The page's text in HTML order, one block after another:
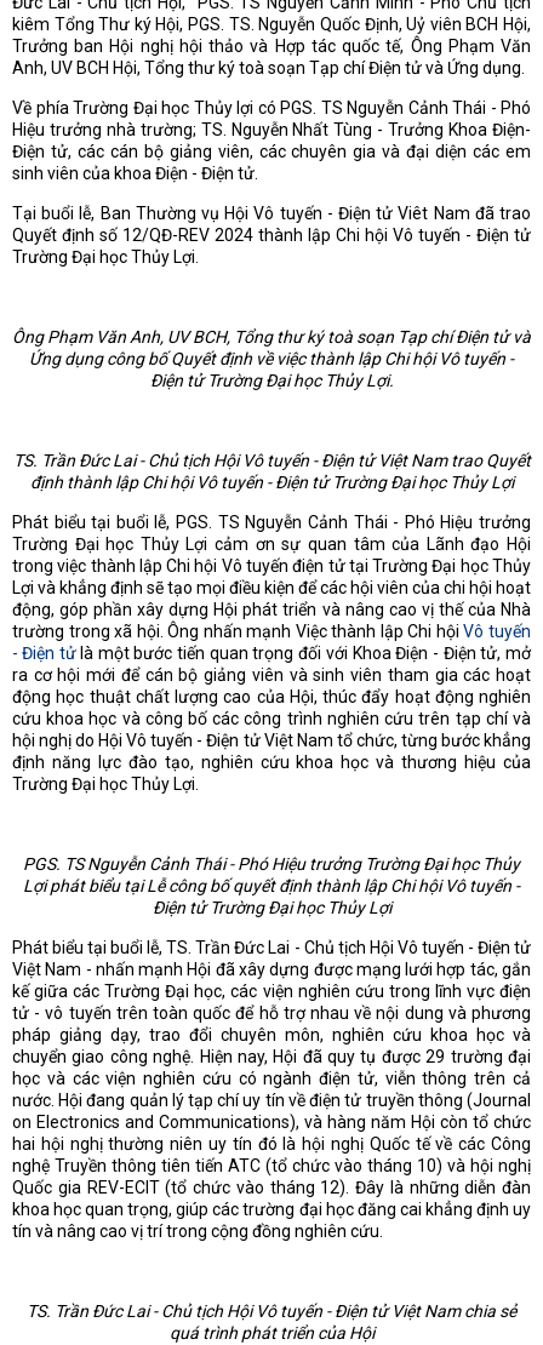
kiêm Tổng Thư ký Hội, PGS. TS. Nguyễn Quốc Định, Uỷ viên BCH Hội,
Trưởng ban Hội nghị hội thảo và Hợp tác quốc tế, Ông Phạm Văn
Anh, UV BCH Hội, Tổng thư ký toà soạn Tạp chí Điện tử và Ứng dụng.
Về phía Trường Đại học Thủy lợi có PGS. TS Nguyễn Cảnh Thái - Phó
Hiệu trưởng nhà trường; TS. Nguyễn Nhất Tùng - Trưởng Khoa Điện-
Điện tử, các cán bộ giảng viên, các chuyên gia và đại diện các em
sinh viên của khoa Điện - Điện tử.
Tại buổi lễ, Ban Thường vụ Hội Vô tuyến - Điện tử Viêt Nam đã trao
Quyết định số 12/QĐ-REV 2024 thành lập Chi hội Vô tuyến - Điện tử
Trường Đại học Thủy Lợi.
ÔngPhạm Văn Anh, UV BCH, Tổng thư ký toà soạn Tạp chí Điện tử và
Ứng dụngcông bốQuyết định về việc thành lập Chi hội Vô tuyến -
Điện tử Trường Đại họcThủy Lợi.
TS. Trần Đức Lai - Chủ tịch Hội Vô tuyến - Điện tử Việt Nam trao Quyết
định thành lập Chi hội Vô tuyến- Điện tử Trường Đại học Thủy Lợi
Phát biểu tại buổi lễ, PGS. TS Nguyễn Cảnh Thái - Phó Hiệu trưởng
Trường Đại học Thủy Lợi cảm ơn sự quan tâm của Lãnh đạo Hội
trong việc thành lập Chi hội Vô tuyến điện tử tại Trường Đại học Thủy
Lợi và khẳng định sẽ tạo mọi điều kiện để các hội viên của chi hội hoạt
động, góp phần xây dựng Hội phát triển và nâng cao vị thế của Nhà
trường trong xã hội. Ông nhấn mạnh Việc thành lập Chi hội Vô tuyến
- Điện tử là một bước tiến quan trọng đối với Khoa Điện - Điện tử, mở
ra cơ hội mới để cán bộ giảng viên và sinh viên tham gia các hoạt
động học thuật chất lượng cao của Hội, thúc đẩy hoạt động nghiên
cứu khoa học và công bố các công trình nghiên cứu trên tạp chí và
hội nghị do Hội Vô tuyến - Điện tử Việt Nam tổ chức, từng bước khẳng
định năng lực đào tạo, nghiên cứu khoa học và thương hiệu của
Trường Đại học Thủy Lợi.
PGS. TS Nguyễn Cảnh Thái - Phó Hiệu trưởng Trường Đại học Thủy
Lợi phát biểu tại Lễ công bố quyết định thành lập Chi hội Vô tuyến -
Điện tử Trường Đại học Thủy Lợi
Phát biểu tại buổi lễ, TS. Trần Đức Lai - Chủ tịch Hội Vô tuyến - Điện tử
Việt Nam - nhấn mạnh Hội đã xây dựng được mạng lưới hợp tác, gắn
kế giữa các Trường Đại học, các viện nghiên cứu trong lĩnh vực điện
tử - vô tuyến trên toàn quốc để hỗ trợ nhau về nội dung và phương
pháp giảng dạy, trao đổi chuyên môn, nghiên cứu khoa học và
chuyển giao công nghệ. Hiện nay, Hội đã quy tụ được 29 trường đại
học và các viện nghiên cứu có ngành điện tử, viễn thông trên cả
nước. Hội đang quản lý tạp chí uy tín về điện tử truyền thông (Journal
on Electronics and Communications), và hàng năm Hội còn tổ chức
hai hội nghị thường niên uy tín đó là hội nghị Quốc tế về các Công
nghệ Truyền thông tiên tiến ATC (tổ chức vào tháng 10) và hội nghị
Quốc gia REV-ECIT (tổ chức vào tháng 12). Đây là những diễn đàn
khoa học quan trọng, giúp các trường đại học đăng cai khẳng định uy
tín và nâng cao vị trí trong cộng đồng nghiên cứu.
TS. Trần Đức Lai - Chủ tịch Hội Vô tuyến - Điện tử Việt Nam chia sẻ
quá trình phát triển của Hội